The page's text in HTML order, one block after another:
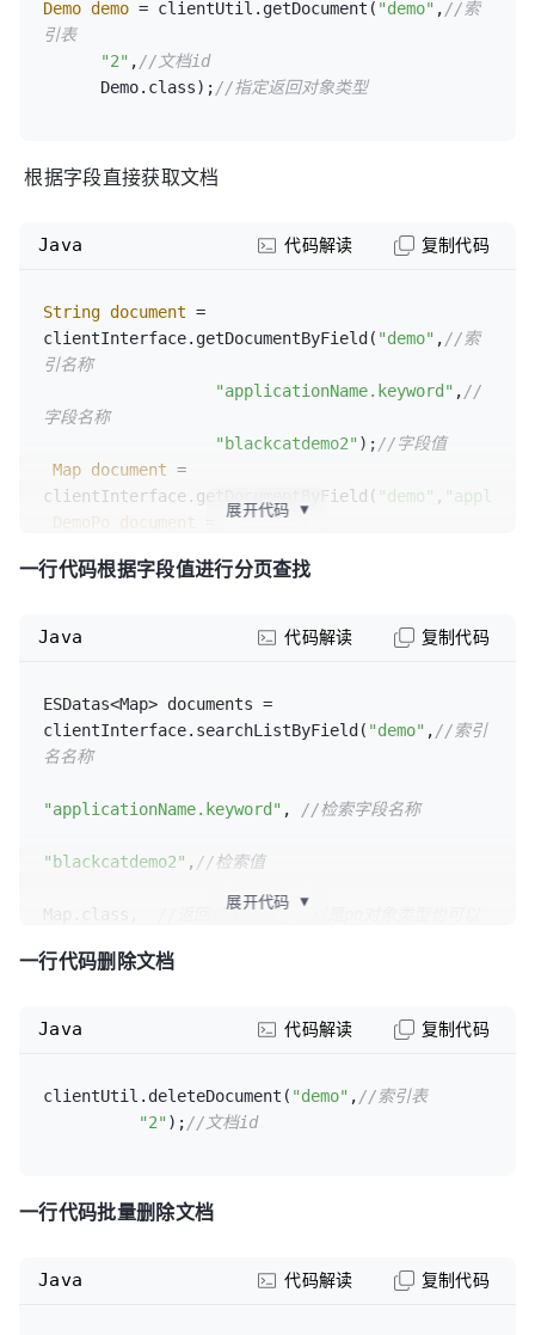
        List<TAgentInfo> demos =
data.getDatas();
//获取总记录数
long totalSize = data.getTotalSize();
Demo demo = clientUtil.getDocument( "demo" , //索
引表
"2" , //文档id
      Demo.class);
//指定返回对象类型
根据字段直接获取文档
String document =
clientInterface.getDocumentByField( "demo" , //索
引名称
"applicationName.keyword" , //
字段名称
"blackcatdemo2" ); //字段值
Map document =
clientInterface.getDocumentByField( "demo" ,
DemoPo
document
Java 代码解读 复制代码
展开代码 ▼
一行代码根据字段值进行分页查找
ESDatas<Map> documents =
clientInterface.searchListByField( "demo" , //索引
名名称
"applicationName.keyword" , //检索字段名称
"blackcatdemo2" , //检索值
Map.class,
//返回结果类型，可以是po对象类型也可以
10
        List<Map> demos = data.getDatas();
//获取匹配的总记录数
Java 代码解读 复制代码
展开代码 ▼
一行代码删除文档
clientUtil.deleteDocument( "demo" , //索引表
"2" ); //文档id
Java 代码解读 复制代码
一行代码批量删除文档
Java 代码解读 复制代码